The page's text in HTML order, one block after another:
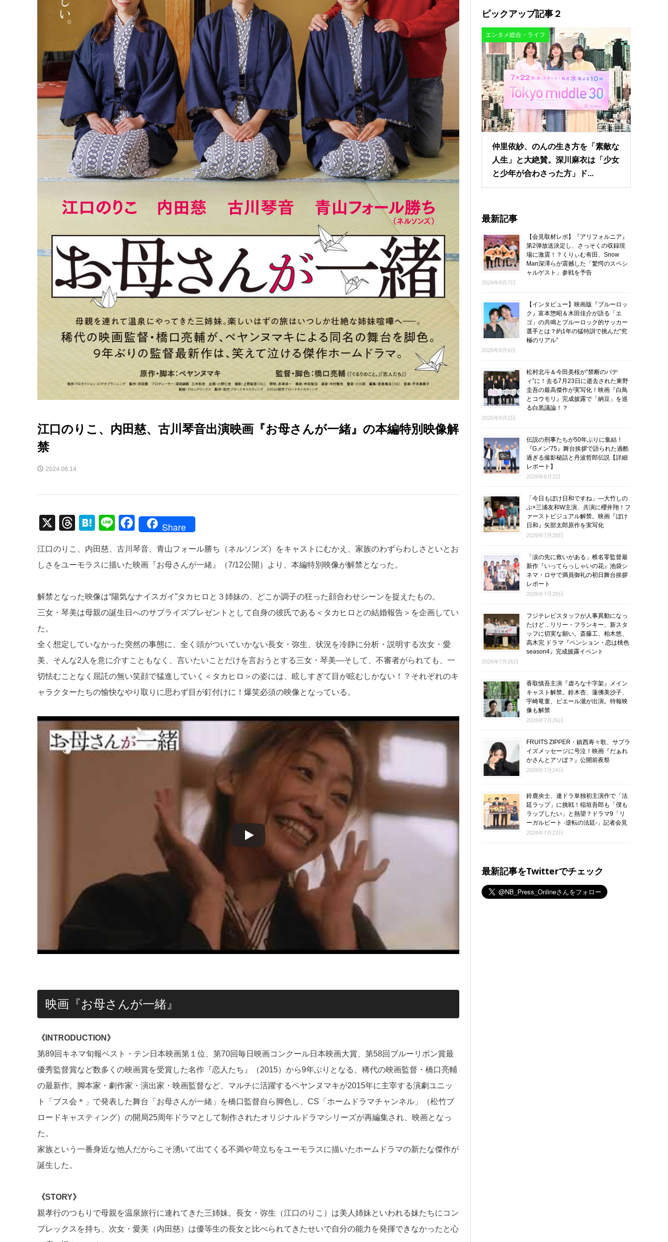
江口のりこ、内田慈、古川琴音出演映画『お母さんが一緒』の本編特別映像解
禁
2024.06.14
X
T
e
a
s
H
e
n
Li
e
F
c
e
o
o
Share
江口のりこ、内田慈、古川琴音、青山フォール勝ち（ネルソンズ）をキャストにむかえ、家族のわずらわしさといとお
しさをユーモラスに描いた映画『お母さんが一緒』（7/12公開）より、本編特別映像が解禁となった。
解禁となった映像は“陽気なナイスガイ”タカヒロと３姉妹の、どこか調子の狂った顔合わせシーンを捉えたもの。
三女・琴美は母親の誕生日へのサプライズプレゼントとして自身の彼氏である＜タカヒロとの結婚報告＞を企画してい
た。
全く想定していなかった突然の事態に、全く頭がついていかない長女・弥生、状況を冷静に分析・説明する次女・愛
美、そんな2人を意に介すこともなく、言いたいことだけを言おうとする三女・琴美―そして、不審者がられても、一
切怯むことなく屈託の無い笑顔で猛進していく＜タカヒロ＞の姿には、眩しすぎて目が眩むしかない！？それぞれのキ
ャラクターたちの愉快なやり取りに思わず目が釘付けに！爆笑必須の映像となっている。
映画『お母さんが一緒』
《INTRODUCTION》
第89回キネマ旬報ベスト・テン日本映画第１位、第70回毎日映画コンクール日本映画大賞、第58回ブルーリボン賞最
優秀監督賞など数多くの映画賞を受賞した名作『恋人たち』（2015）から9年ぶりとなる、稀代の映画監督・橋口亮輔
の最新作。脚本家・劇作家・演出家・映画監督など、マルチに活躍するペヤンヌマキが2015年に主宰する演劇ユニッ
ト「ブス会＊」で発表した舞台「お母さんが一緒」を橋口監督自ら脚色し、CS「ホームドラマチャンネル」（松竹ブ
ロードキャスティング）の開局25周年ドラマとして制作されたオリジナルドラマシリーズが再編集され、映画となっ
た。
家族という一番身近な他人だからこそ湧いて出てくる不満や苛立ちをユーモラスに描いたホームドラマの新たな傑作が
誕生した。
《STORY》
親孝行のつもりで母親を温泉旅行に連れてきた三姉妹。長女・弥生（江口のりこ）は美人姉妹といわれる妹たちにコン
プレックスを持ち、次女・愛美（内田慈）は優等生の長女と比べられてきたせいで自分の能力を発揮できなかったと心
ピックアップ記事２
エンタメ総合・ライフ
仲里依紗、のんの生き方を「素敵な
人生」と大絶賛。深川麻衣は「少女
と少年が合わさった方」ド...
最新記事
【会見取材レポ】『アリフォルニア』
第2弾放送決定し、さっそくの収録現
場に激震！？くりぃむ有田、Snow
Man深澤らが震撼した「驚愕のスペシ
ャルゲスト」参戦を予告
2026年8月7日
【インタビュー】映画版『ブルーロッ
ク』富本惣昭＆木田佳介が語る「エ
ゴ」の共鳴とブルーロック的サッカー
選手とは？約1年の猛特訓で挑んだ“究
極のリアル”
2026年8月6日
松村北斗＆今田美桜が“禁断のバデ
ィ”に！去る7月23日に逝去された東野
圭吾の最高傑作が実写化！映画『白鳥
とコウモリ』完成披露で「納豆」を巡
る白黒議論！？
2026年8月2日
伝説の刑事たちが50年ぶりに集結！
『Gメン’75』舞台挨拶で語られた過酷
過ぎる撮影秘話と丹波哲郎伝説【詳細
レポート】
2026年8月2日
「今日もぼけ日和ですね」―大竹しの
ぶ×三浦友和W主演、共演に櫻井翔！フ
ァーストビジュアル解禁。映画『ぼけ
日和』矢部太郎原作を実写化
2026年7月28日
「涙の先に救いがある」椎名零監督最
新作『いってらっしゃいの花』池袋シ
ネマ・ロサで満員御礼の初日舞台挨拶
レポート
2026年7月28日
フジテレビスタッフが人事異動になっ
たけど…リリー・フランキー、新スタ
ッフに切実な願い。斎藤工、柏木悠、
高木完 ドラマ『ペンション・恋は桃色
season4』完成披露イベント
2026年7月26日
香取慎吾主演『虚ろな十字架』メイン
キャスト解禁。鈴木杏、蓮佛美沙子、
宇崎竜童、ピエール瀧が出演。特報映
像も解禁
2026年7月26日
FRUITS ZIPPER・鎮西寿々歌、サプラ
イズメッセージに号泣！映画『だぁれ
かさんとアソぼ？』公開前夜祭
2026年7月24日
鈴鹿央士、連ドラ単独初主演作で「法
廷ラップ」に挑戦！稲垣吾郎も「僕も
ラップしたい」と熱望？ドラマ9「リ
ーガルビート -逆転の法廷-」記者会見
2026年7月23日
最新記事をTwitterでチェック